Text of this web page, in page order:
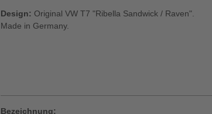
Design: Original VW T7 "Ribella Sandwick / Raven".
Made in Germany.
Bezeichnung: